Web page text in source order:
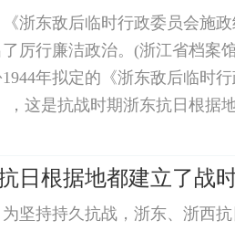
《浙东敌后临时行政委员会施
厉行廉洁政治。(浙江省档案
年拟定的《浙东敌后临时
，这是抗战时期浙东抗日根据
明确提出厉行廉洁政治，充分
日根据地都建立了战
为坚持持久抗战，浙东、浙西